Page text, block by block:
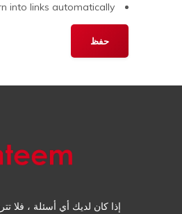
into links automatically.
إذا كان لديك أي أسئلة ، فلا